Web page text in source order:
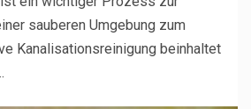
sauberen Umgebung zum
Kanalisationsreinigung beinhaltet